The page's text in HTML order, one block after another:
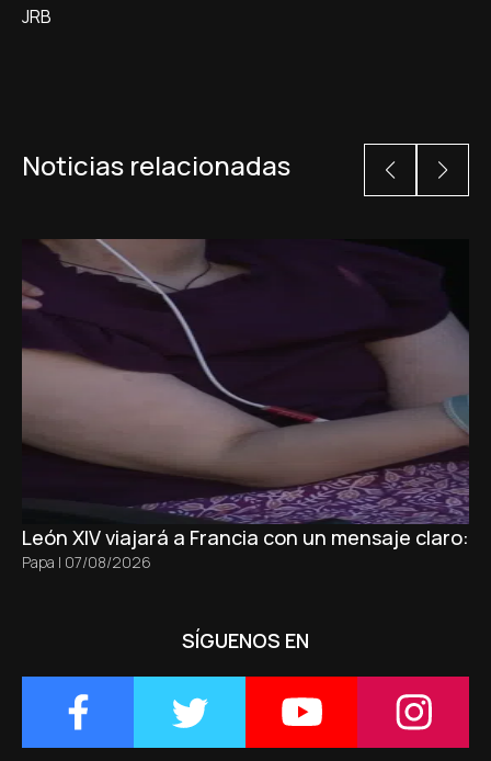
JRB
Noticias relacionadas
León XIV viajará a Francia con un mensaje claro:
Papa | 07/08/2026
SÍGUENOS EN